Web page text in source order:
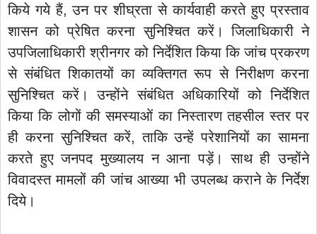
किये गये हैं, उन पर शीघ्रता से कार्यवाही करते हुए प्रस्ताव
शासन को प्रेषित करना सुनिश्चित करें। जिलाधिकारी ने
उपजिलाधिकारी श्रीनगर को निर्देशित किया कि जांच प्रकरण
से संबंधित शिकातयों का व्यक्तिगत रूप से निरीक्षण करना
सुनिश्चित करें। उन्होंने संबंधित अधिकारियों को निर्देशित
किया कि लोगों की समस्याओं का निस्तारण तहसील स्तर पर
ही करना सुनिश्चित करें, ताकि उन्हें परेशानियों का सामना
करते हुए जनपद मुख्यालय न आना पड़ें। साथ ही उन्होंने
विवादस्त मामलों की जांच आख्या भी उपलब्ध कराने के निर्देश
दिये।